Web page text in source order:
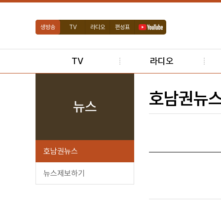
생방송 TV 라디오 편성표
TV 라디오
뉴스
호남권뉴스
뉴스제보하기
호남권뉴